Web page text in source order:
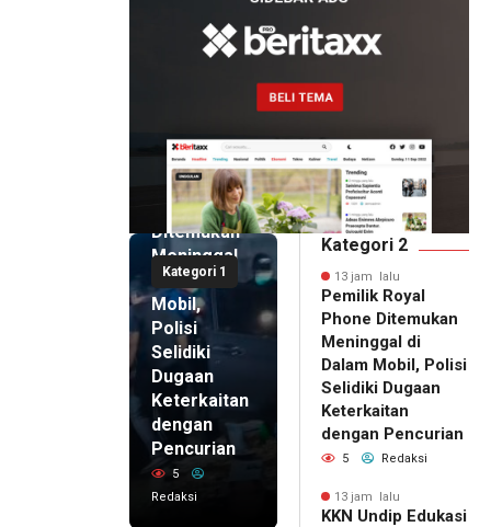
Kategori 1
13 jam lalu
Pemilik
Royal
Phone
Ditemukan
Meninggal
di Dalam
Mobil,
Polisi
Selidiki
Dugaan
Keterkaitan
dengan
Pencurian
5
Redaksi
Kategori 2
13 jam lalu
Pemilik Royal
Phone Ditemukan
Meninggal di
Dalam Mobil, Polisi
Selidiki Dugaan
Keterkaitan
dengan Pencurian
5 Redaksi
13 jam lalu
KKN Undip Edukasi